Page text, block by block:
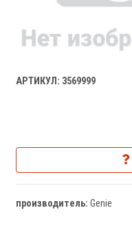
АРТИКУЛ: 3569999
производитель: Genie